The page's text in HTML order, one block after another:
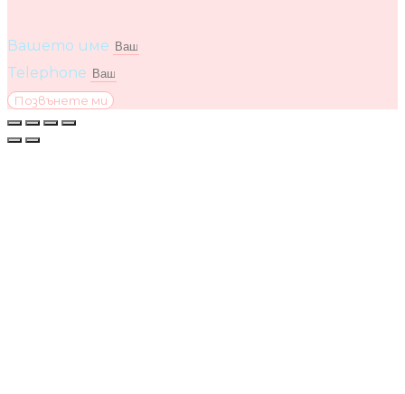
Вашето име
Telephone
Позвънете ми